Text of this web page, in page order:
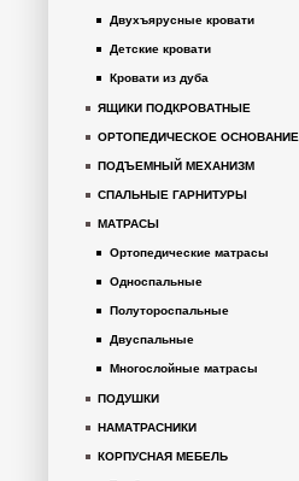
Двухъярусные кровати
Детские кровати
Кровати из дуба
ЯЩИКИ ПОДКРОВАТНЫЕ
ОРТОПЕДИЧЕСКОЕ ОСНОВАНИЕ
ПОДЪЕМНЫЙ МЕХАНИЗМ
СПАЛЬНЫЕ ГАРНИТУРЫ
МАТРАСЫ
Ортопедические матрасы
Односпальные
Полутороспальные
Двуспальные
Многослойные матрасы
ПОДУШКИ
НАМАТРАСНИКИ
КОРПУСНАЯ МЕБЕЛЬ